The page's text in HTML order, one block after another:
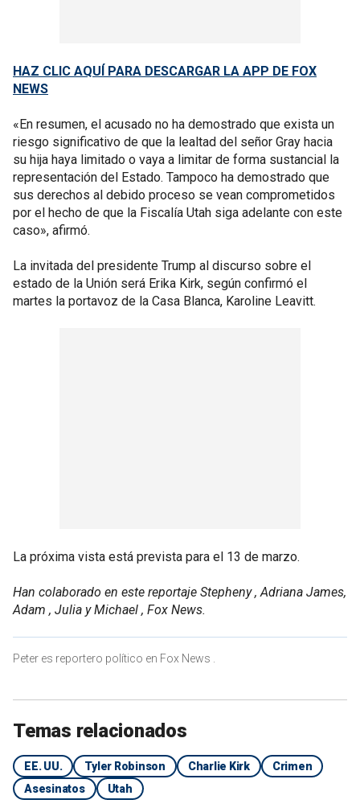
HAZ CLIC AQUÍ PARA DESCARGAR LA APP DE FOX
NEWS
«En resumen, el acusado no ha demostrado que exista un
riesgo significativo de que la lealtad del señor Gray hacia
su hija haya limitado o vaya a limitar de forma sustancial la
representación del Estado. Tampoco ha demostrado que
sus derechos al debido proceso se vean comprometidos
por el hecho de que la Fiscalía Utah siga adelante con este
caso», afirmó.
La invitada del presidente Trump al discurso sobre el
estado de la Unión será Erika Kirk, según confirmó el
martes la portavoz de la Casa Blanca, Karoline Leavitt.
La próxima vista está prevista para el 13 de marzo.
Han colaborado en este reportaje Stepheny , Adriana James,
Adam , Julia y Michael , Fox News.
Peter es reportero político en Fox News .
Temas relacionados
EE. UU. Tyler Robinson Charlie Kirk
Crimen
Asesinatos
Utah